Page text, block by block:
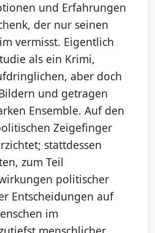
und Erfahrungen
der nur seinen
vermisst. Eigentlich
als ein Krimi,
aber doch
und getragen
Ensemble. Auf den
Zeigefinger
stattdessen
zum Teil
politischer
Entscheidungen auf
im